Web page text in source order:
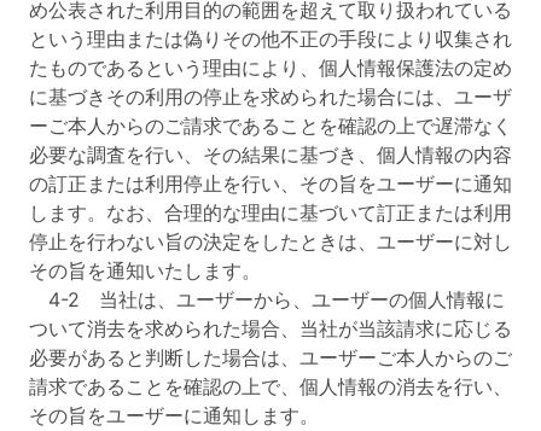
め公表された利用目的の範囲を超えて取り扱われている
という理由または偽りその他不正の手段により収集され
たものであるという理由により、個人情報保護法の定め
に基づきその利用の停止を求められた場合には、ユーザ
ーご本人からのご請求であることを確認の上で遅滞なく
必要な調査を行い、その結果に基づき、個人情報の内容
の訂正または利用停止を行い、その旨をユーザーに通知
します。なお、合理的な理由に基づいて訂正または利用
停止を行わない旨の決定をしたときは、ユーザーに対し
その旨を通知いたします。
4-2 当社は、ユーザーから、ユーザーの個人情報に
ついて消去を求められた場合、当社が当該請求に応じる
必要があると判断した場合は、ユーザーご本人からのご
請求であることを確認の上で、個人情報の消去を行い、
その旨をユーザーに通知します。